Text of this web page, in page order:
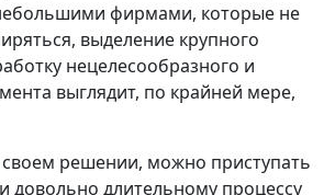
фирмами, которые не
выделение крупного
нецелесообразного и
выглядит, по крайней мере,
решении, можно приступать
довольно длительному процессу